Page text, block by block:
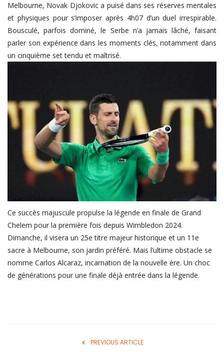
FEMMES & SPORT
Inside JOJ Dakar 2026
Cyclisme
Business du sport
Guides & Dossiers
Handball
Volleyball
Basketball
Rugby
Tennis
Extra
Autres Sports
Login
Melbourne, Novak Djokovic a puisé dans ses réserves mentales
et physiques pour s’imposer après 4h07 d’un duel irrespirable.
Bousculé, parfois dominé, le Serbe n’a jamais lâché, faisant
parler son expérience dans les moments clés, notamment dans
un cinquième set tendu et maîtrisé.
Ce succès majuscule propulse la légende en finale de Grand
Chelem pour la première fois depuis Wimbledon 2024.
Dimanche, il visera un 25e titre majeur historique et un 11e
sacre à Melbourne, son jardin préféré. Mais l’ultime obstacle se
nomme Carlos Alcaraz, incarnation de la nouvelle ère. Un choc
de générations pour une finale déjà entrée dans la légende.
PREVIOUS ARTICLE